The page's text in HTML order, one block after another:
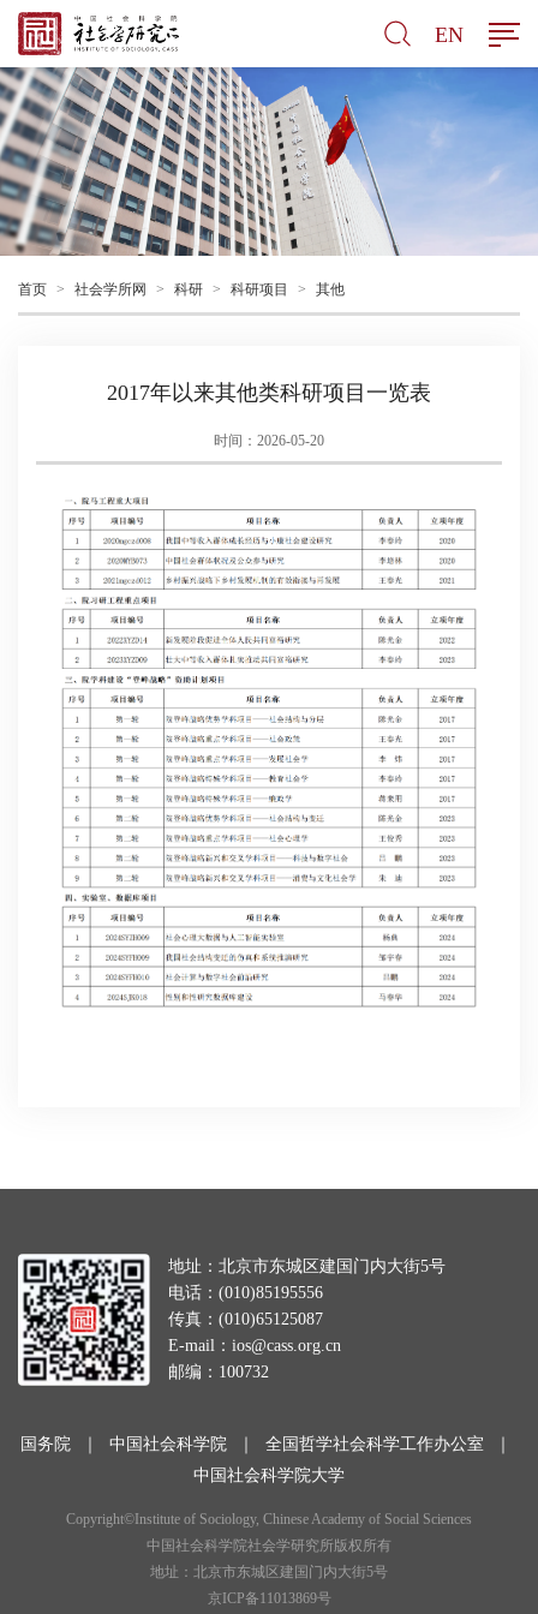
EN
首页 > 社会学所网 > 科研 > 科研项目 > 其他
2017年以来其他类科研项目一览表
时间：2026-05-20
地址：北京市东城区建国门内大街5号
电话：(010)85195556
传真：(010)65125087
E-mail：ios@cass.org.cn
邮编：100732
国务院 中国社会科学院 全国哲学社会科学工作办公室
中国社会科学院大学
Copyright©Institute of Sociology, Chinese Academy of Social Sciences
中国社会科学院社会学研究所版权所有
地址：北京市东城区建国门内大街5号
京ICP备11013869号